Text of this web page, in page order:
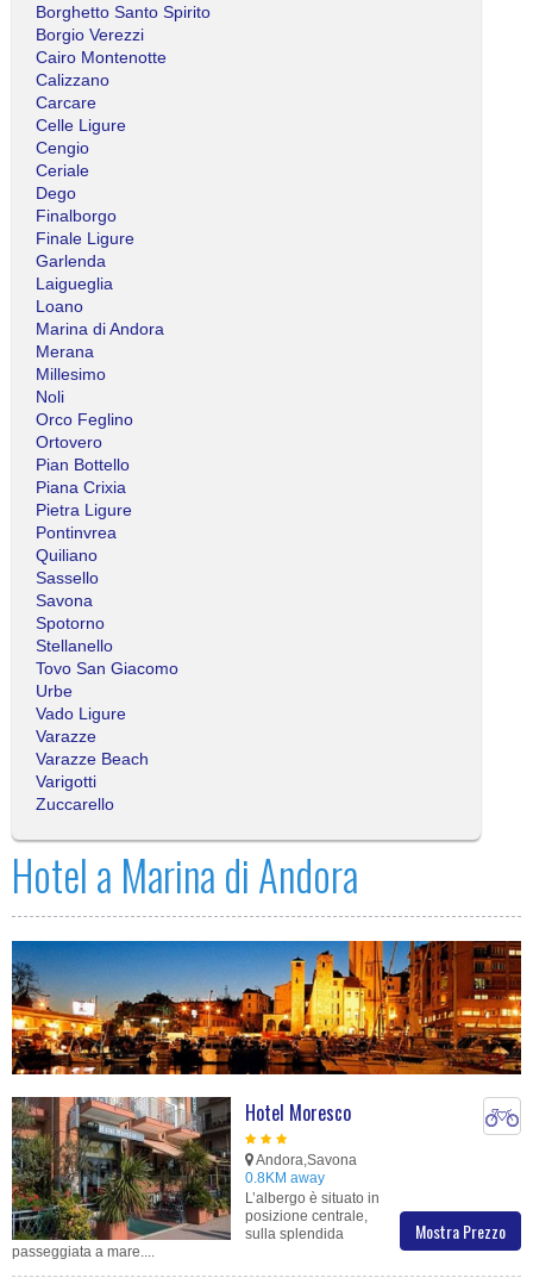
Borghetto Santo Spirito
Borgio Verezzi
Cairo Montenotte
Calizzano
Carcare
Celle Ligure
Cengio
Ceriale
Dego
Finalborgo
Finale Ligure
Garlenda
Laigueglia
Loano
Marina di Andora
Merana
Millesimo
Noli
Orco Feglino
Ortovero
Pian Bottello
Piana Crixia
Pietra Ligure
Pontinvrea
Quiliano
Sassello
Savona
Spotorno
Stellanello
Tovo San Giacomo
Urbe
Vado Ligure
Varazze
Varazze Beach
Varigotti
Zuccarello
Hotel a Marina di Andora
Mostra Prezzo
Hotel Moresco
Andora,Savona
0.8KM away
L’albergo è situato in
posizione centrale,
sulla splendida
passeggiata a mare....